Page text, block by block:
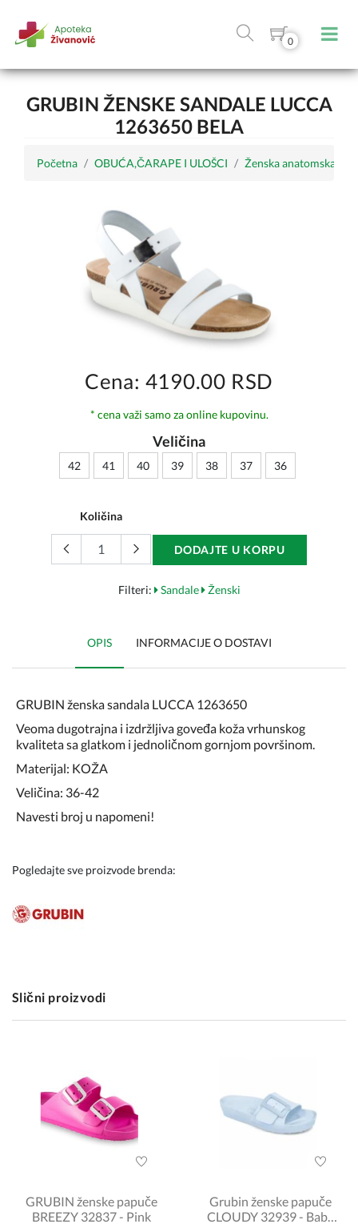
0
GRUBIN ŽENSKE SANDALE LUCCA
1263650 BELA
Početna OBUĆA,ČARAPE I ULOŠCI Ženska anatomska
Cena: 4190.00 RSD
* cena važi samo za online kupovinu.
Veličina
42 41 40 39 38 37 36
Količina
DODAJTE U KORPU
Filteri: Sandale Ženski
OPIS INFORMACIJE O DOSTAVI
GRUBIN ženska sandala LUCCA 1263650
Veoma dugotrajna i izdržljiva goveđa koža vrhunskog
kvaliteta sa glatkom i jednoličnom gornjom površinom.
Materijal: KOŽA
Veličina: 36-42
Navesti broj u napomeni!
Pogledajte sve proizvode brenda:
Slični proizvodi
GRUBIN ženske papuče
BREEZY 32837 - Pink
Grubin ženske papuče
CLOUDY 32939 - Baby